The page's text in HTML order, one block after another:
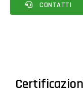
CONTATTI